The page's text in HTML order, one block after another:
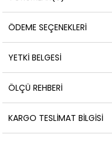
ÖDEME SEÇENEKLERI
YETKİ BELGESİ
ÖLÇÜ REHBERI
KARGO TESLIMAT BILGISI